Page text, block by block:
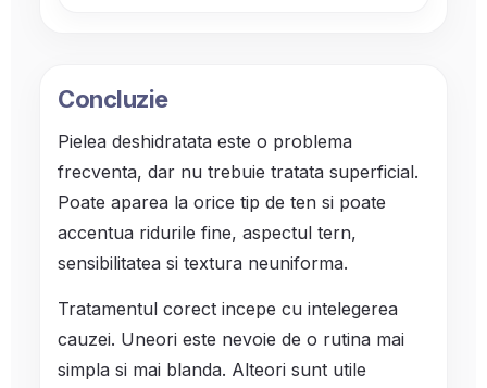
Concluzie
Pielea deshidratata este o problema
frecventa, dar nu trebuie tratata superficial.
Poate aparea la orice tip de ten si poate
accentua ridurile fine, aspectul tern,
sensibilitatea si textura neuniforma.
Tratamentul corect incepe cu intelegerea
cauzei. Uneori este nevoie de o rutina mai
simpla si mai blanda. Alteori sunt utile